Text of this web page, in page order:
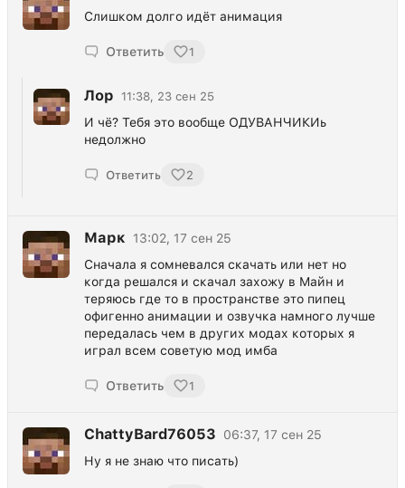
Слишком долго идёт анимация
Ответить 1
Лор 11:38, 23 сен 25
И чё? Тебя это вообще ОДУВАНЧИКИь
недолжно
Ответить 2
Марк
13:02, 17 сен 25
Сначала я сомневался скачать или нет но
когда решался и скачал захожу в Майн и
теряюсь где то в пространстве это пипец
офигенно анимации и озвучка намного лучше
передалась чем в других модах которых я
играл всем советую мод имба
Ответить 1
ChattyBard76053
06:37, 17 сен 25
Ну я не знаю что писать)